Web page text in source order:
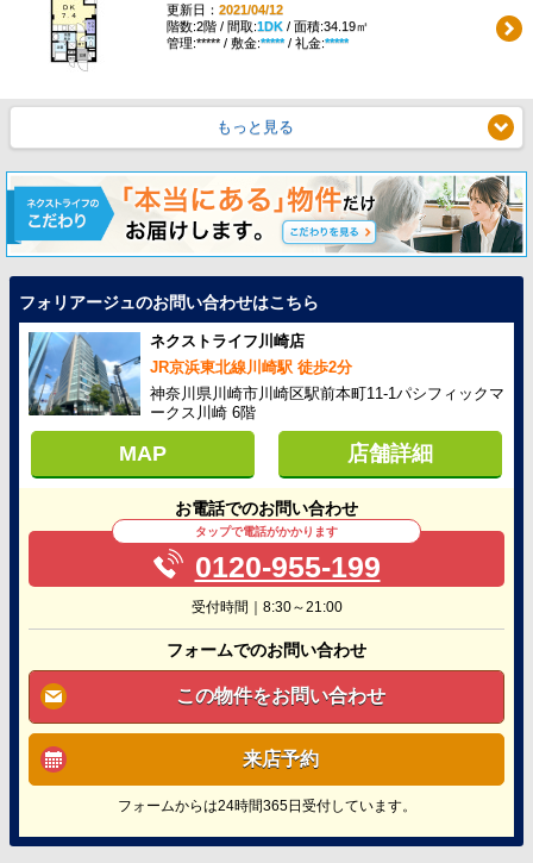
更新日： 2021/04/12
階数:2階 / 間取:1DK/ 面積:34.19㎡
管理:***** / 敷金:*****/ 礼金:*****
もっと見る
フォリアージュのお問い合わせはこちら
ネクストライフ川崎店
JR京浜東北線川崎駅 徒歩2分
神奈川県川崎市川崎区駅前本町11-1パシフィックマ
ークス川崎 6階
MAP 店舗詳細
お電話でのお問い合わせ
タップで電話がかかります
0120-955-199
受付時間｜8:30～21:00
フォームでのお問い合わせ
この物件をお問い合わせ
来店予約
フォームからは24時間365日受付しています。